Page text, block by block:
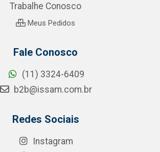
Trabalhe Conosco
Meus Pedidos
Fale Conosco
(11) 3324-6409
b2b@issam.com.br
Redes Sociais
Instagram